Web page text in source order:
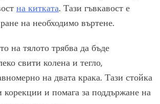
на китката. Тази гъвкавост е
на необходимо въртене.
на тялото трябва да бъде
свити колена и тегло,
на двата крака. Тази стойка
корекции и помага за поддържане на